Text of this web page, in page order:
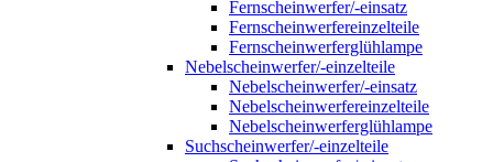
Fernscheinwerfer/-einsatz
Fernscheinwerfereinzelteile
Fernscheinwerferglühlampe
Nebelscheinwerfer/-einzelteile
Nebelscheinwerfer/-einsatz
Nebelscheinwerfereinzelteile
Nebelscheinwerferglühlampe
Suchscheinwerfer/-einzelteile